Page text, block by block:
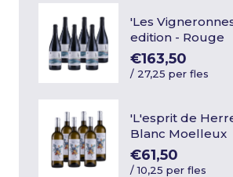
'Les
edition - Rouge
€163,50
/ 27,25 per fles
'L'esprit de
Blanc Moelleux
€61,50
/10,25 per fles